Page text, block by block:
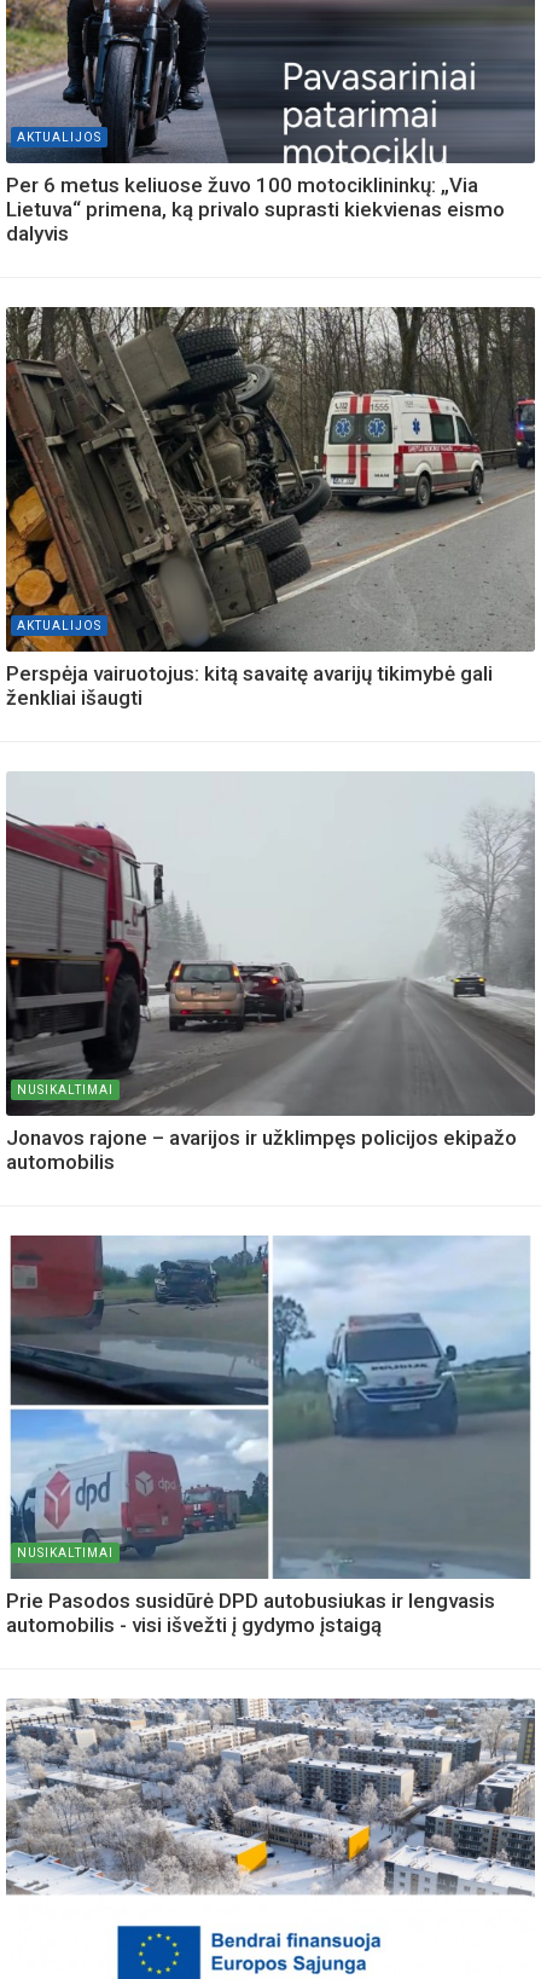
AKTUALIJOS
Per 6 metus keliuose žuvo 100 motociklininkų: „Via
Lietuva“ primena, ką privalo suprasti kiekvienas eismo
dalyvis
AKTUALIJOS
Perspėja vairuotojus: kitą savaitę avarijų tikimybė gali
ženkliai išaugti
NUSIKALTIMAI
Jonavos rajone – avarijos ir užklimpęs policijos ekipažo
automobilis
NUSIKALTIMAI
Prie Pasodos susidūrė DPD autobusiukas ir lengvasis
automobilis - visi išvežti į gydymo įstaigą